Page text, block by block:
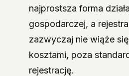
najprostsza forma
gospodarczej, a
zazwyczaj nie wiąże
kosztami, poza
rejestrację.